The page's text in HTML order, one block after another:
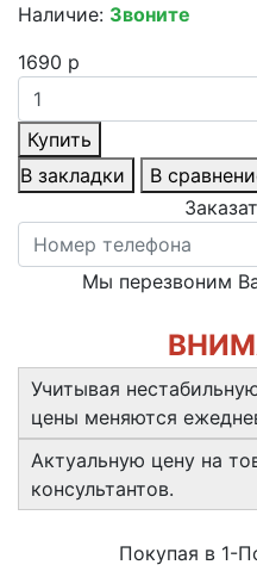
Наличие: Звоните
1690 р
Купить
В закладки
В
Мы перезвоним
Учитывая
цены меняются
Актуальную цену на
консультантов.
Покупая в 1-